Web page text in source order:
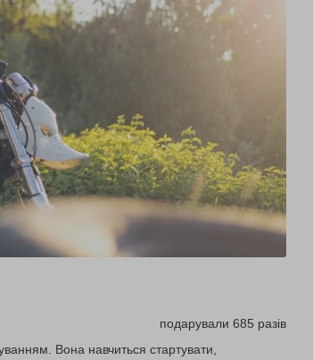
подарували 685 разів
Вона навчиться стартувати,